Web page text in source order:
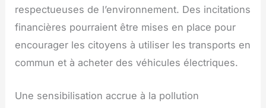
respectueuses de l’environnement. Des incitations
financières pourraient être mises en place pour
encourager les citoyens à utiliser les transports en
commun et à acheter des véhicules électriques.
Une sensibilisation accrue à la pollution